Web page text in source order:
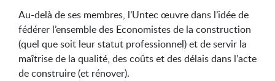
Au-delà de ses membres, l’Untec œuvre dans l’idée de
fédérer l’ensemble des Economistes de la construction
(quel que soit leur statut professionnel) et de servir la
maîtrise de la qualité, des coûts et des délais dans l’acte
de construire (et rénover).